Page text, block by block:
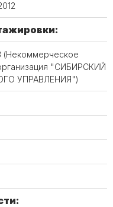
(Некоммерческое
"СИБИРСКИЙ
УПРАВЛЕНИЯ")